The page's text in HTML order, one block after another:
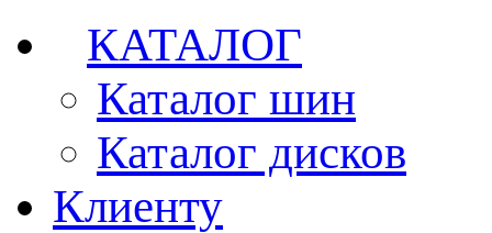
КАТАЛОГ
Каталог шин
Каталог дисков
Клиенту